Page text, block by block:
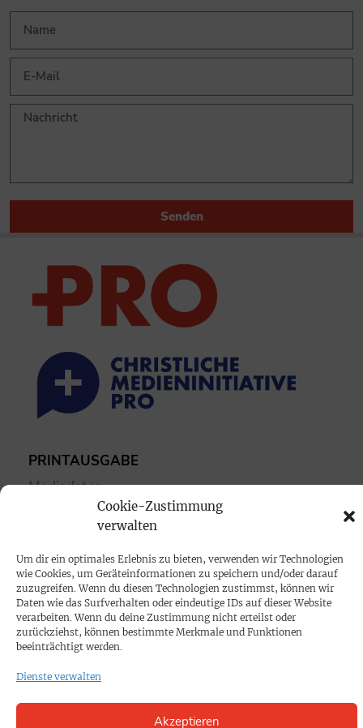
Cookie-Zustimmung
verwalten
Um dir ein optimales Erlebnis zu bieten, verwenden wir Technologien
wie Cookies, um Geräteinformationen zu speichern und/oder darauf
zuzugreifen. Wenn du diesen Technologien zustimmst, können wir
Daten wie das Surfverhalten oder eindeutige IDs auf dieser Website
verarbeiten. Wenn du deine Zustimmung nicht erteilst oder
zurückziehst, können bestimmte Merkmale und Funktionen
beeinträchtigt werden.
Dienste verwalten
Akzeptieren
Senden
PRINTAUSGABE
Mediadaten
PROKOMPAKT
Impressum
SPENDEN
Datenschutz
KONTAKT
Cookie-Richtlinie